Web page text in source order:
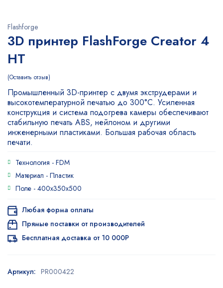
Flashforge
3D принтер FlashForge Creator 4
HT
Оставить отзыв
Промышленный 3D-принтер с двумя экструдерами и
высокотемпературной печатью до 300°C. Усиленная
конструкция и система подогрева камеры обеспечивают
стабильную печать ABS, нейлоном и другими
инженерными пластиками. Большая рабочая область
печати.
Технология - FDM
Материал - Пластик
Поле - 400х350х500
Любая форма оплаты
Прямые поставки от производителей
Бесплатная доставка от 10 000Р
Артикул: PR000422